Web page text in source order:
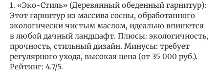
1. «Эко-Стиль» (Деревянный обеденный гарнитур):
Этот гарнитур из массива сосны, обработанного
экологически чистым маслом, идеально впишется
в любой дачный ландшафт. Плюсы: экологичность,
прочность, стильный дизайн. Минусы: требует
регулярного ухода, высокая цена (от 35 000 руб.).
Рейтинг: 4.7/5.